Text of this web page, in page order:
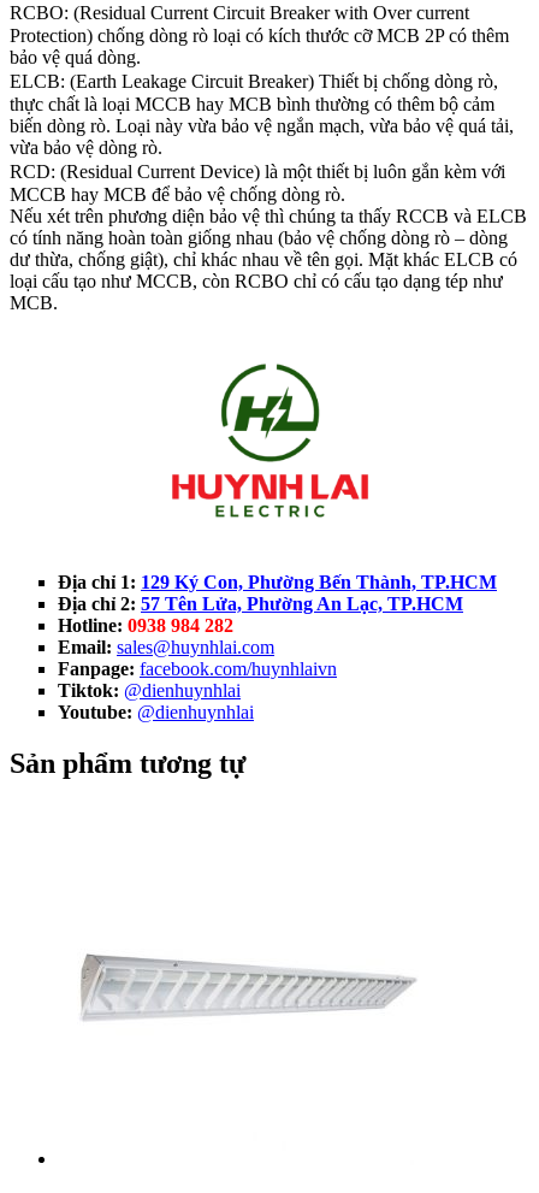
RCBO: (Residual Current Circuit Breaker with Over current
Protection) chống dòng rò loại có kích thước cỡ MCB 2P có thêm
bảo vệ quá dòng.
ELCB: (Earth Leakage Circuit Breaker) Thiết bị chống dòng rò,
thực chất là loại MCCB hay MCB bình thường có thêm bộ cảm
biến dòng rò. Loại này vừa bảo vệ ngắn mạch, vừa bảo vệ quá tải,
vừa bảo vệ dòng rò.
RCD: (Residual Current Device) là một thiết bị luôn gắn kèm với
MCCB hay MCB để bảo vệ chống dòng rò.
Nếu xét trên phương diện bảo vệ thì chúng ta thấy RCCB và ELCB
có tính năng hoàn toàn giống nhau (bảo vệ chống dòng rò – dòng
dư thừa, chống giật), chỉ khác nhau về tên gọi. Mặt khác ELCB có
loại cấu tạo như MCCB, còn RCBO chỉ có cấu tạo dạng tép như
MCB.
Địa chỉ 1: 129 Ký Con, Phường Bến Thành, TP.HCM
Địa chỉ 2: 57 Tên Lửa, Phường An Lạc, TP.HCM
Hotline: 0938 984 282
Email: sales@huynhlai.com
Fanpage: facebook.com/huynhlaivn
Tiktok: @dienhuynhlai
Youtube: @dienhuynhlai
Sản phẩm tương tự